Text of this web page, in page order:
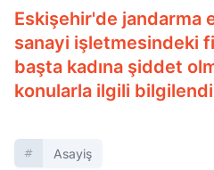
Eskişehir'de jandarma
sanayi işletmesindeki
başta kadına şiddet
konularla ilgili
Asayiş